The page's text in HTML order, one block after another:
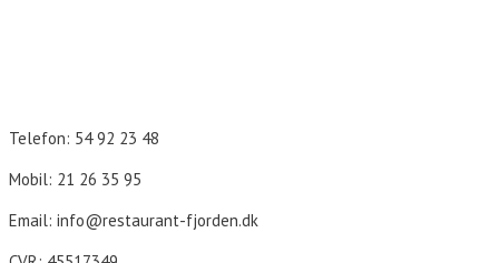
Telefon: 54 92 23 48
Mobil: 21 26 35 95
Email: info@restaurant-fjorden.dk